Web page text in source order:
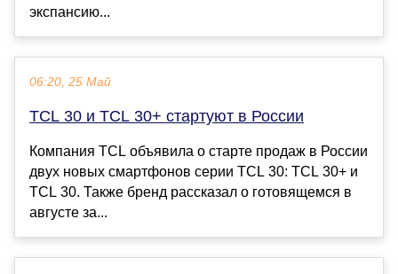
экспансию...
06:20, 25 Май
TCL 30 и TCL 30+ стартуют в России
Компания TCL объявила о старте продаж в России
двух новых смартфонов серии TCL 30: TCL 30+ и
TCL 30. Также бренд рассказал о готовящемся в
августе за...